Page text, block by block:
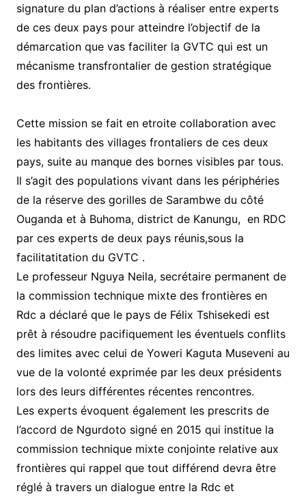
signature du plan d’actions à réaliser entre experts
de ces deux pays pour atteindre l’objectif de la
démarcation que vas faciliter la GVTC qui est un
mécanisme transfrontalier de gestion stratégique
des frontières.
Cette mission se fait en etroite collaboration avec
les habitants des villages frontaliers de ces deux
pays, suite au manque des bornes visibles par tous.
Il s’agit des populations vivant dans les périphéries
de la réserve des gorilles de Sarambwe du côté
Ouganda et à Buhoma, district de Kanungu, en RDC
par ces experts de deux pays réunis,sous la
facilitatitation du GVTC .
Le professeur Nguya Neila, secrétaire permanent de
la commission technique mixte des frontières en
Rdc a déclaré que le pays de Félix Tshisekedi est
prêt à résoudre pacifiquement les éventuels conflits
des limites avec celui de Yoweri Kaguta Museveni au
vue de la volonté exprimée par les deux présidents
lors des leurs différentes récentes rencontres.
Les experts évoquent également les prescrits de
l’accord de Ngurdoto signé en 2015 qui institue la
commission technique mixte conjointe relative aux
frontières qui rappel que tout différend devra être
réglé à travers un dialogue entre la Rdc et